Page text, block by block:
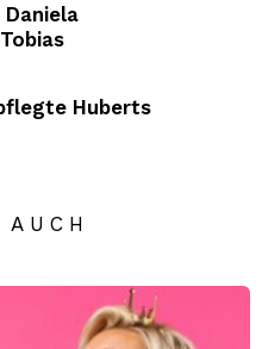
Daniela
Huberts